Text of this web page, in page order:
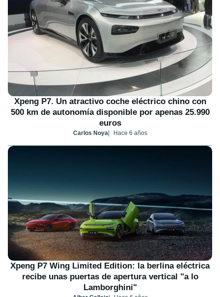
Xpeng P7. Un atractivo coche eléctrico chino con
500 km de autonomía disponible por apenas 25.990
euros
Carlos Noya Hace 6 años
Xpeng P7 Wing Limited Edition: la berlina eléctrica
recibe unas puertas de apertura vertical "a lo
Lamborghini"